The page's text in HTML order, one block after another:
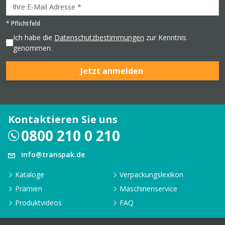
* Pflichtfeld
Ich habe die Datenschutzbestimmungen zur Kenntnis
genommen.
Jetzt anmelden
Kontaktieren Sie uns
0800 210 0 210
info@transpak.de
Kataloge
Verpackungslexikon
Prämien
Maschinenservice
Produktvideos
FAQ